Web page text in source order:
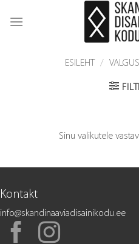
ESILEHT /
Sinu valikutele
Kontakt
info@skandinaaviadisainikodu.ee